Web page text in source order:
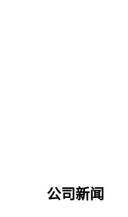
公司新闻